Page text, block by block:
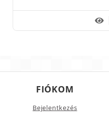
FIÓKOM
Bejelentkezés